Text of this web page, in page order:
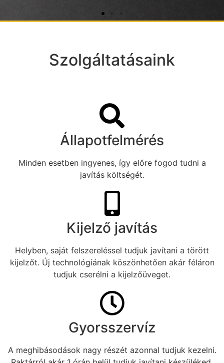
Gyorsszervíz
A meghibásodások nagy részét azonnal tudjuk
kezelni. Raktárról akár 1 órán belül tudjuk
javítani készüléked.
Szolgáltatásaink
Állapotfelmérés
Minden esetben ingyenes, így előre fogod tudni a
javítás költségét.
Kijelző javítás
Helyben, saját felszereléssel tudjuk javítani a törött
kijelzőt. Új technológiának köszönhetően akár féláron
tudjuk cserélni a kijelzőüveget.
Gyorsszervíz
A meghibásodások nagy részét azonnal tudjuk kezelni.